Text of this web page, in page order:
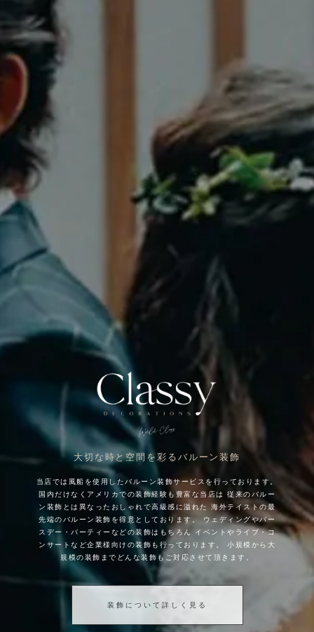
大切な時と空間を彩るバルーン装飾
当店では風船を使用したバルーン装飾サービスを行っております。
国内だけなくアメリカでの装飾経験も豊富な当店は
従来のバルー
ン装飾とは異なったおしゃれで高級感に溢れた
海外テイストの最
先端のバルーン装飾を得意としております。
ウェディングやバー
スデー・パーティーなどの装飾はもちろん
イベントやライブ・コ
ンサートなど企業様向けの装飾も行っております。
小規模から大
規模の装飾までどんな装飾もご対応させて頂きます。
装飾について詳しく見る